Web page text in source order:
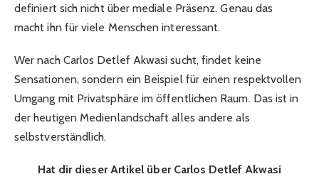
definiert sich nicht über mediale Präsenz. Genau das
macht ihn für viele Menschen interessant.
Wer nach Carlos Detlef Akwasi sucht, findet keine
Sensationen, sondern ein Beispiel für einen respektvollen
Umgang mit Privatsphäre im öffentlichen Raum. Das ist in
der heutigen Medienlandschaft alles andere als
selbstverständlich.
Hat dir dieser Artikel über Carlos Detlef Akwasi